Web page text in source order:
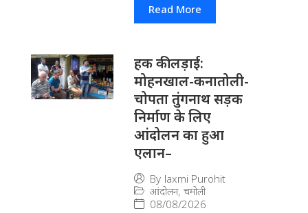
Read More
हक की लड़ाई:
मोहनखाल-कनातोली-
चोपता तुंगनाथ सड़क
निर्माण के लिए
आंदोलन का हुआ
एलान–
By laxmi Purohit
आंदोलन, चमोली
08/08/2026